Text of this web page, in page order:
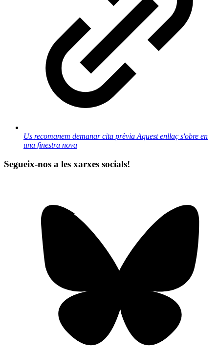
Us recomanem demanar cita prèvia Aquest enllaç s'obre en
una finestra nova
Segueix-nos a les xarxes socials!